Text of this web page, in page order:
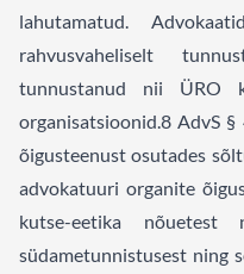
lahutamatud.
rahvusvaheliselt
tunnustanud nii ÜRO
organisatsioonid. 8 AdvS
õigusteenust osutades
advokatuuri organite
kutse-eetika
südametunnistusest ning